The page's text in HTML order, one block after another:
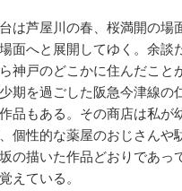
は芦屋川の春、桜満開の場
面へと展開してゆく。余談
神戸のどこかに住んだこと
期を過ごした阪急今津線の
品もある。その商店は私が
個性的な薬屋のおじさんや
の描いた作品どおりであっ
えている。